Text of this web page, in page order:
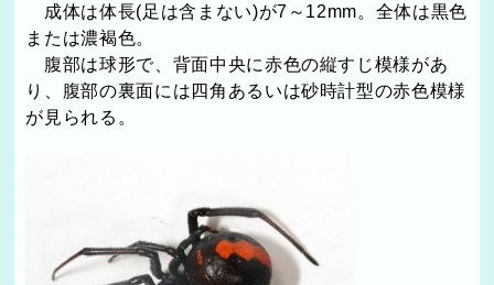
成体は体長(足は含まない)が7～12mm。全体は黒色
または濃褐色。
腹部は球形で、背面中央に赤色の縦すじ模様があ
り、腹部の裏面には四角あるいは砂時計型の赤色模様
が見られる。